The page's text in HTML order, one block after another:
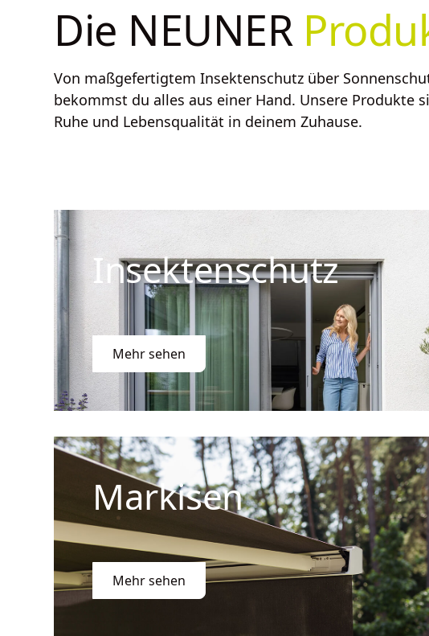
Die NEUNER
Von maßgefertigtem Insektenschutz über
bekommst du alles aus einer Hand. Unsere
Ruhe und Lebensqualität in deinem Zuhause.
Insektenschutz
Mehr sehen
Markisen
Mehr sehen